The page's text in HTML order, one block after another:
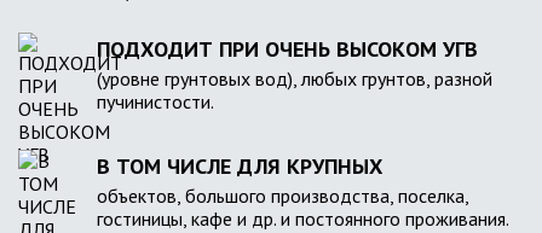
ПОДХОДИТ ПРИ ОЧЕНЬ ВЫСОКОМ УГВ
(уровне грунтовых вод), любых грунтов, разной
пучинистости.
В ТОМ ЧИСЛЕ ДЛЯ КРУПНЫХ
объектов, большого производства, поселка,
гостиницы, кафе и др. и постоянного проживания.